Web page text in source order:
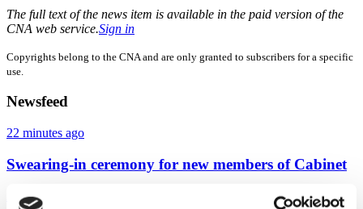
The full text of the news item is available in the paid version of the
CNA web service.Sign in
Copyrights belong to the CNA and are only granted to subscribers for a specific
use.
Newsfeed
22 minutes ago
Swearing-in ceremony for new members of Cabinet
27 minutes ago